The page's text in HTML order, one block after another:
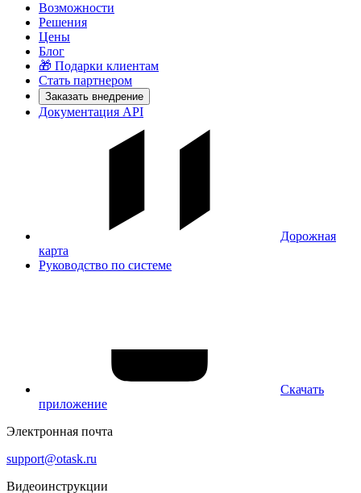
Возможности
Решения
Цены
Блог
🎁 Подарки клиентам
Стать партнером
Заказать внедрение
Документация API
Дорожная
карта
Руководство по системе
Скачать
приложение
Электронная почта
support@otask.ru
Видеоинструкции